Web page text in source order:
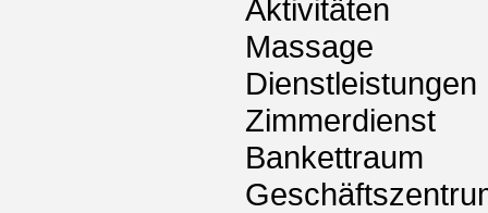
Aktivitäten
Massage
Dienstleistungen
Zimmerdienst
Bankettraum